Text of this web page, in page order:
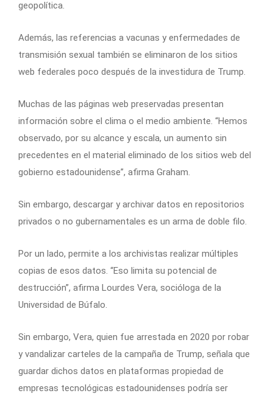
geopolítica.
Además, las referencias a vacunas y enfermedades de
transmisión sexual también se eliminaron de los sitios
web federales poco después de la investidura de Trump.
Muchas de las páginas web preservadas presentan
información sobre el clima o el medio ambiente. “Hemos
observado, por su alcance y escala, un aumento sin
precedentes en el material eliminado de los sitios web del
gobierno estadounidense”, afirma Graham.
Sin embargo, descargar y archivar datos en repositorios
privados o no gubernamentales es un arma de doble filo.
Por un lado, permite a los archivistas realizar múltiples
copias de esos datos. “Eso limita su potencial de
destrucción”, afirma Lourdes Vera, socióloga de la
Universidad de Búfalo.
Sin embargo, Vera, quien fue arrestada en 2020 por robar
y vandalizar carteles de la campaña de Trump, señala que
guardar dichos datos en plataformas propiedad de
empresas tecnológicas estadounidenses podría ser